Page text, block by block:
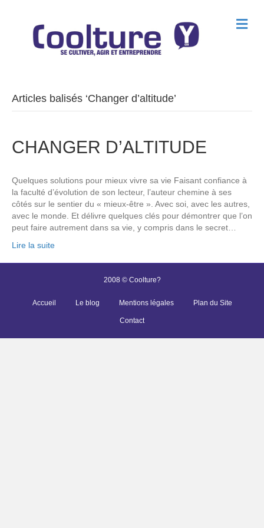
M
e
Articles balisés ‘Changer d’altitude’
CHANGER D’ALTITUDE
Quelques solutions pour mieux vivre sa vie Faisant confiance à
la faculté d’évolution de son lecteur, l’auteur chemine à ses
côtés sur le sentier du « mieux-être ». Avec soi, avec les autres,
avec le monde. Et délivre quelques clés pour démontrer que l’on
peut faire autrement dans sa vie, y compris dans le secret…
Lire la suite
2008 © Coolture?
Accueil Le blog Mentions légales Plan du Site
Contact